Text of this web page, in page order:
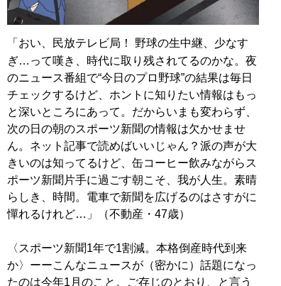
「おい、民放テレビ局！ 野球の生中継、少なす
ぎ…って嘆き、時代に取り残されてるのかな。夜
のニュース番組で“今日のプロ野球”の結果は毎日
チェックするけど、ホントに知りたい情報はもっ
と深いところにあって。だからいまも変わらず、
次の日の朝のスポーツ新聞の情報は欠かせませ
ん。ネット記事で読めばいいじゃん？派の声が大
きいのは知ってるけど、缶コーヒー飲みながらス
ポーツ新聞片手に過ごす朝こそ、我が人生。素晴
らしき、時間。電車で新聞を広げるのはさすがに
憚れるけれど…」（不動産・47歳）
〈スポーツ新聞1年で1割減。本格倒産時代到来
か〉ーーこんなニュースが（密かに）話題になっ
たのは今年1月のこと。ご存じのとおり、と言う